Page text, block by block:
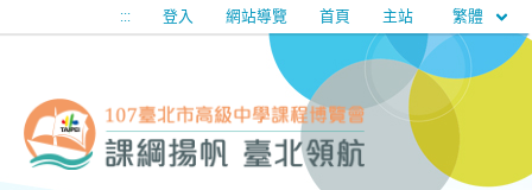
移至網頁之主要內容區位置
::: 登入 網站導覽 首頁 主站 繁體